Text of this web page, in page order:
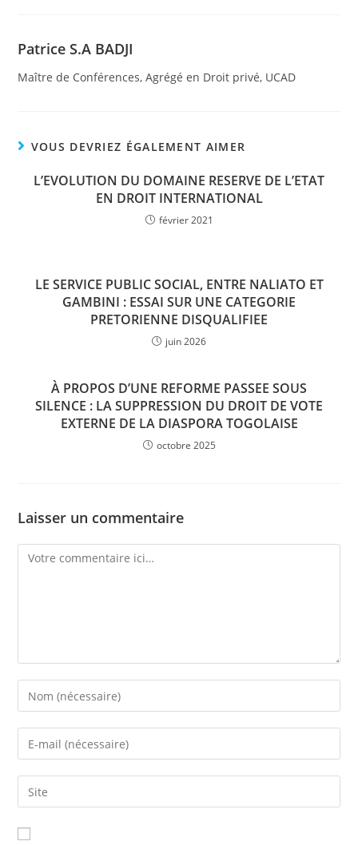
Patrice S.A BADJI
Maître de Conférences, Agrégé en Droit privé, UCAD
VOUS DEVRIEZ ÉGALEMENT AIMER
L’EVOLUTION DU DOMAINE RESERVE DE L’ETAT
EN DROIT INTERNATIONAL
février 2021
LE SERVICE PUBLIC SOCIAL, ENTRE NALIATO ET
GAMBINI : ESSAI SUR UNE CATEGORIE
PRETORIENNE DISQUALIFIEE
juin 2026
À PROPOS D’UNE REFORME PASSEE SOUS
SILENCE : LA SUPPRESSION DU DROIT DE VOTE
EXTERNE DE LA DIASPORA TOGOLAISE
octobre 2025
Laisser un commentaire